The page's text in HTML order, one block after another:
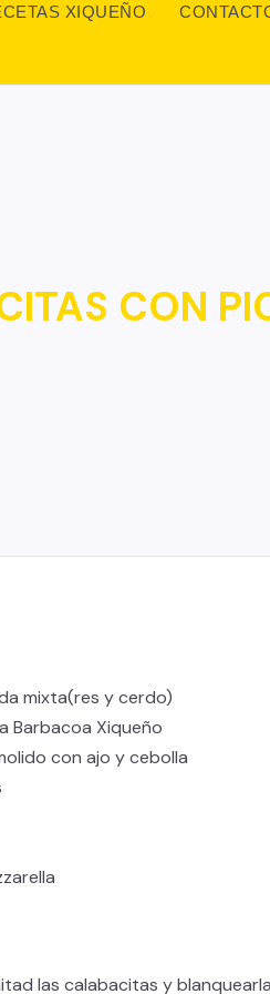
XIQUEÑO
CON
mixta(res y cerdo)
Barbacoa Xiqueño
con ajo y cebolla
las calabacitas y